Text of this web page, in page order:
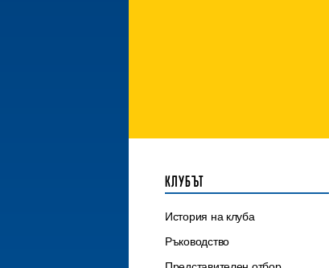
КЛУБЪТ
История на клуба
Ръководство